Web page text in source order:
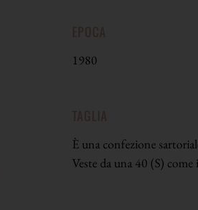
1980
È una confezione
Veste da una 40 (S)